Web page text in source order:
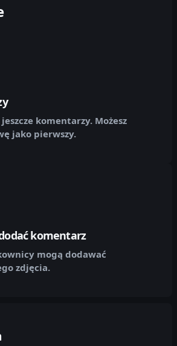
komentarzy. Możesz
jako pierwszy.
komentarz
mogą dodawać
zdjęcia.